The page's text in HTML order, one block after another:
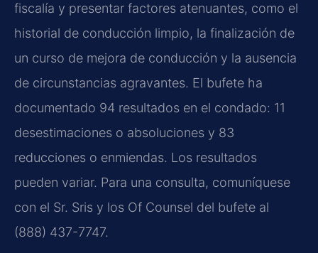
fiscalía y presentar factores atenuantes, como el
historial de conducción limpio, la finalización de
un curso de mejora de conducción y la ausencia
de circunstancias agravantes. El bufete ha
documentado 94 resultados en el condado: 11
desestimaciones o absoluciones y 83
reducciones o enmiendas. Los resultados
pueden variar. Para una consulta, comuníquese
con el Sr. Sris y los Of Counsel del bufete al
(888) 437-7747.